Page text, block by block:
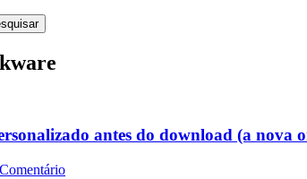
antes do download (a nova